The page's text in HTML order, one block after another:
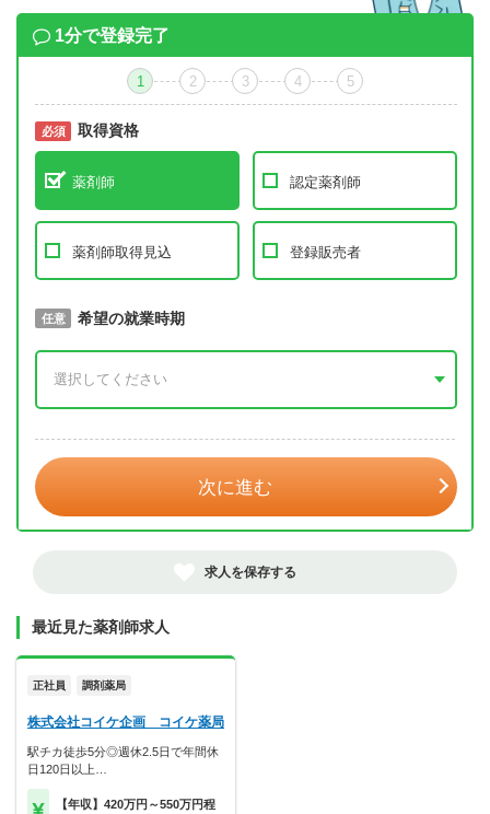
1分で登録完了
1 2 3 4 5
必須 取得資格
薬剤師 認定薬剤師
薬剤師取得見込 登録販売者
必須 取得予定年
任意 希望の就業時期
次に進む
求人を保存する
最近見た薬剤師求人
正社員 調剤薬局
株式会社コイケ企画 コイケ薬局
駅チカ徒歩5分◎週休2.5日で年間休
日120日以上…
【年収】420万円～550万円程